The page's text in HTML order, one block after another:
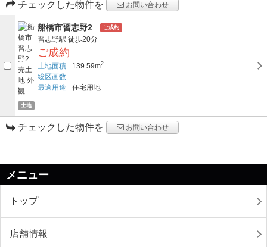
チェックした物件を
お問い合わせ
土地
船橋市習志野2 ご成約
習志野駅 徒歩20分
ご成約
土地面積 139.59m2
総区画数
最適用途
住宅用地
チェックした物件を お問い合わせ
メニュー
トップ
店舗情報